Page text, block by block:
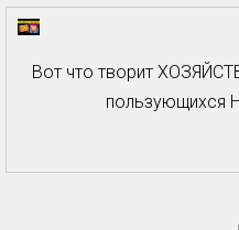
Вот что творит
пользующихся